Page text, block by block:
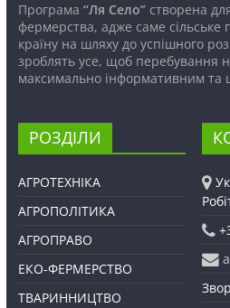
Програма “Ля Село”створена
фермерства, адже саме сільське
країну на шляху до успішного
зроблять усе, щоб перебування
максимально інформативним та
РОЗДІЛИ
АГРОТЕХНІКА
АГРОПОЛІТИКА
АГРОПРАВО
ЕКО-ФЕРМЕРСТВО
ТВАРИННИЦТВО